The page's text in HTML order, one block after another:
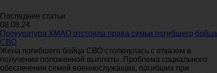
Последние статьи
08.08.24
Прокуратура ХМАО отстояла права семьи погибшего бойца
СВО
Жена погибшего бойца СВО столкнулась с отказом в
получении положенной выплаты. Проблема социального
обеспечения семей военнослужащих, погибших при